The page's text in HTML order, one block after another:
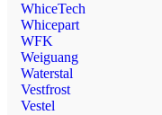
WhiceTech
Whicepart
WFK
Weiguang
Waterstal
Vestfrost
Vestel